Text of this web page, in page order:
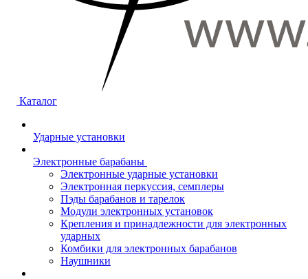
Каталог
Ударные установки
Электронные барабаны
Электронные ударные установки
Электронная перкуссия, семплеры
Пэды барабанов и тарелок
Модули электронных установок
Крепления и принадлежности для электронных
ударных
Комбики для электронных барабанов
Наушники